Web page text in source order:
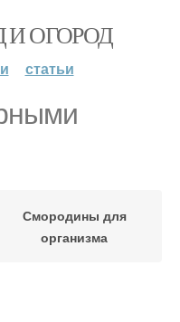
И ОГОРОД
статьи
Смородины для
организма